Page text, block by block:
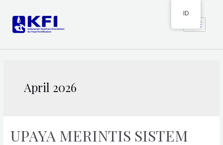
April 2026
UPAYA MERINTIS SISTEM
ID